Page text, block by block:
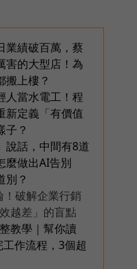
業績破百萬，蔡
害的大型店！為
搬上樓？
人當水電工！程
新定義「有價值
子？
說話，中間有8道
麼做出AI告別
別？
破解企業行銷
越差」的盲點
教學｜幫你讀
作流程，3個超